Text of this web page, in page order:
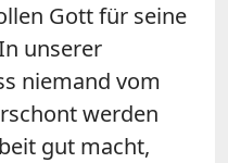
Gott für seine
unserer
niemand vom
werden
gut macht,